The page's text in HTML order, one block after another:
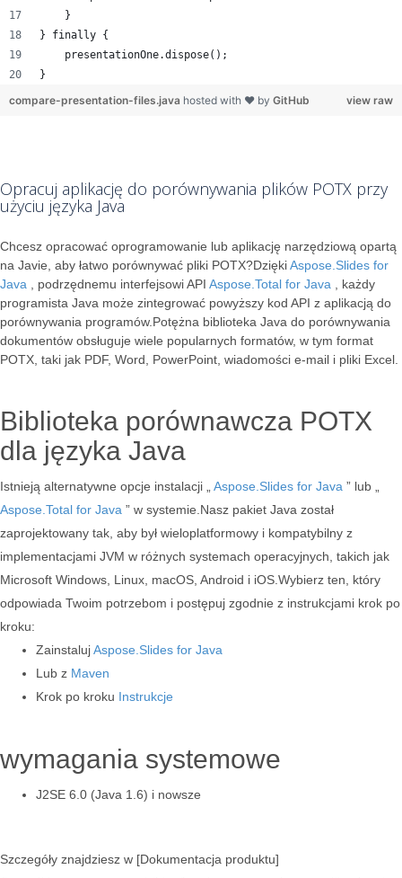
    }
} finally {
    presentationOne.dispose();
}
view raw
compare-presentation-files.java hosted with ❤ by GitHub
Opracuj aplikację do porównywania plików POTX przy
użyciu języka Java
Chcesz opracować oprogramowanie lub aplikację narzędziową opartą
na Javie, aby łatwo porównywać pliki POTX?DziękiAspose.Slides for
Java , podrzędnemu interfejsowi API Aspose.Total for Java , każdy
programista Java może zintegrować powyższy kod API z aplikacją do
porównywania programów.Potężna biblioteka Java do porównywania
dokumentów obsługuje wiele popularnych formatów, w tym format
POTX, taki jak PDF, Word, PowerPoint, wiadomości e-mail i pliki Excel.
Biblioteka porównawcza POTX
dla języka Java
Istnieją alternatywne opcje instalacji „ Aspose.Slides for Java ” lub „
Aspose.Total for Java ” w systemie.Nasz pakiet Java został
zaprojektowany tak, aby był wieloplatformowy i kompatybilny z
implementacjami JVM w różnych systemach operacyjnych, takich jak
Microsoft Windows, Linux, macOS, Android i iOS.Wybierz ten, który
odpowiada Twoim potrzebom i postępuj zgodnie z instrukcjami krok po
kroku:
ZainstalujAspose.Slides for Java
Lub z Maven
Krok po kroku Instrukcje
wymagania systemowe
J2SE 6.0 (Java 1.6) i nowsze
Szczegóły znajdziesz w [Dokumentacja produktu]